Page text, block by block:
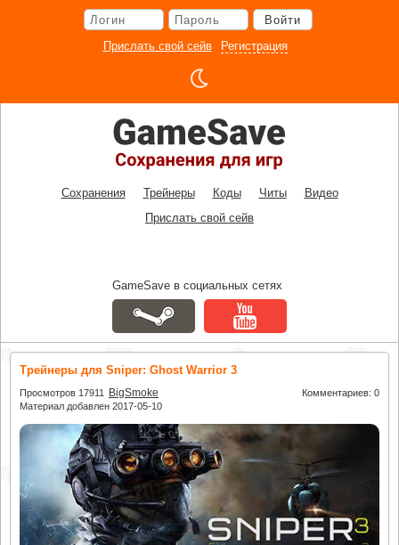
Войти
Прислать свой сейв
Регистрация
Сохранения Трейнеры Коды Читы
Видео
Прислать свой сейв
GameSave в социальных сетях
Трейнеры для Sniper: Ghost Warrior 3
Просмотров 17911 BigSmoke
Материал добавлен 2017-05-10
Комментариев: 0